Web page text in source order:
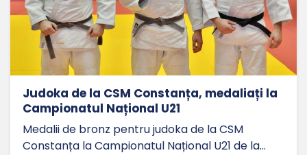
Judoka de la CSM Constanța, medaliați la
Campionatul Național U21
Medalii de bronz pentru judoka de la CSM
Constanța la Campionatul Național U21 de la…